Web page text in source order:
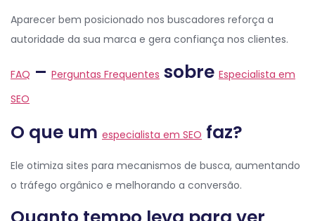
Aparecer bem posicionado nos buscadores reforça a
autoridade da sua marca e gera confiança nos clientes.
FAQ – Perguntas Frequentes sobre Especialista em
SEO
O que um especialista em SEO faz?
Ele otimiza sites para mecanismos de busca, aumentando
o tráfego orgânico e melhorando a conversão.